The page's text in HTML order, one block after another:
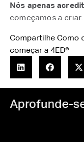
Nós apenas
começamos a criar.
Compartilhe Como
começar a 4ED®
Aprofunde-